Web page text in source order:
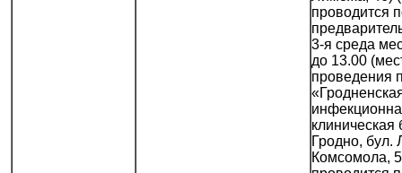
проводится
3-я среда
до 13.00
проведения
клиническая
Гродно, бул.
Комсомола,